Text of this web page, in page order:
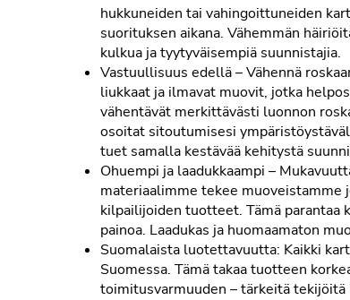
hukkuneiden tai vahingoittuneiden
suorituksen aikana. Vähemmän
kulkua ja tyytyväisempiä suunnistajia.
Vastuullisuus edellä – Vähennä
liukkaat ja ilmavat muovit, jotka
vähentävät merkittävästi luonnon
osoitat sitoutumisesi
tuet samalla kestävää kehitystä
Ohuempi ja laadukkaampi –
materiaalimme tekee muoveistamme
kilpailijoiden tuotteet. Tämä parantaa
painoa. Laadukas ja huomaamaton
Suomalaista luotettavuutta: Kaikki
Suomessa. Tämä takaa tuotteen
toimitusvarmuuden – tärkeitä